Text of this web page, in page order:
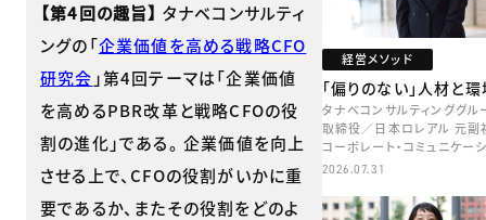
【第4回の趣旨】 タナベコンサルティ
ングの「企業価値を高める戦略CFO
研究会 」第4回テーマは「企業価値
を高めるPBR改革と戦略CFOの役
割の進化」である。 企業価値を向上
させる上で、CFOの役割がいかに重
要であるか、またその役割をどのよ
経営メソッド
「偏りのない」人材と
タナベコンサルティンググ
取締役／日本ロレアル 元副
コーポレート・コミュニケー
本部長／キャリアコンサルタ
2026.07.31